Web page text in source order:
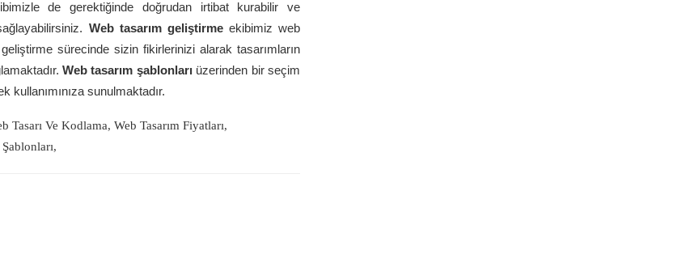
de gerektiğinde doğrudan irtibat kurabilir ve
Web tasarım geliştirme ekibimiz web
sürecinde sizin fikirlerinizi alarak tasarımların
Web tasarım şablonlarıüzerinden bir seçim
kullanımınıza sunulmaktadır.
Tasarı Ve Kodlama, Web Tasarım Fiyatları,
,